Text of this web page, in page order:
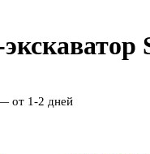
от 1-2 дней